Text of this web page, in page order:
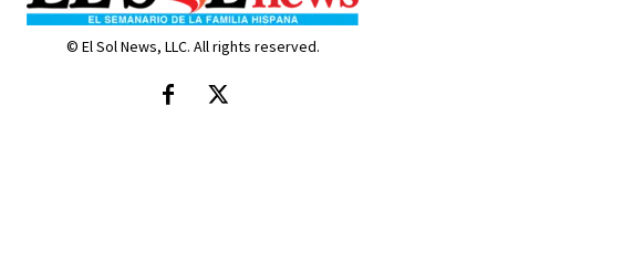
© El Sol News, LLC. All rights reserved.